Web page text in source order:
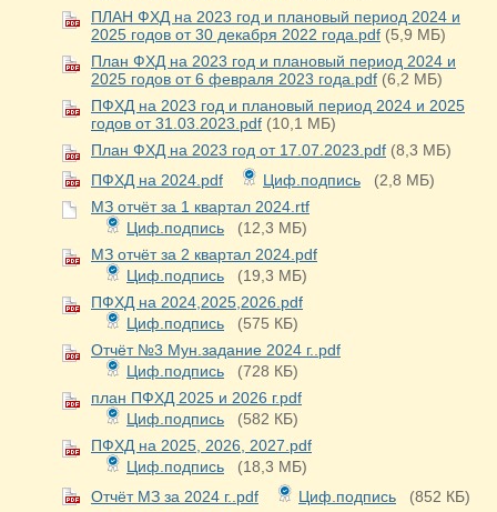
ПЛАН ФХД на 2023 год и плановый период 2024 и
2025 годов от 30 декабря 2022 года.pdf (5,9 МБ)
План ФХД на 2023 год и плановый период 2024 и
2025 годов от 6 февраля 2023 года.pdf (6,2 МБ)
ПФХД на 2023 год и плановый период 2024 и 2025
годов от 31.03.2023.pdf (10,1 МБ)
План ФХД на 2023 год от 17.07.2023.pdf (8,3 МБ)
ПФХД на 2024.pdf
Циф.подпись
(2,8 МБ)
МЗ отчёт за 1 квартал 2024.rtf
Циф.подпись
(12,3 МБ)
МЗ отчёт за 2 квартал 2024.pdf
Циф.подпись
(19,3 МБ)
ПФХД на 2024,2025,2026.pdf
Циф.подпись
(575 КБ)
Отчёт №3 Мун.задание 2024 г..pdf
Циф.подпись
(728 КБ)
план ПФХД 2025 и 2026 г.pdf
Циф.подпись
(582 КБ)
ПФХД на 2025, 2026, 2027.pdf
Циф.подпись
(18,3 МБ)
Отчёт МЗ за 2024 г..pdf
Циф.подпись
(852 КБ)